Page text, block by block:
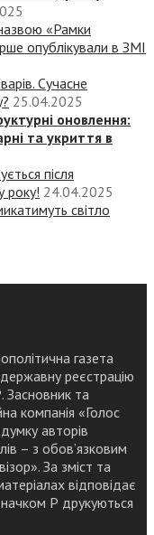
«‎Рамки
опублікували в ЗМІ
Сучасне
25.04.2025
оновлення:
та укриття в
після
року! 24.04.2025
світло
газета
реєстрацію
та
компанія «Голос
авторів
– з обов’язковим
За зміст та
відповідає
Р друкуються